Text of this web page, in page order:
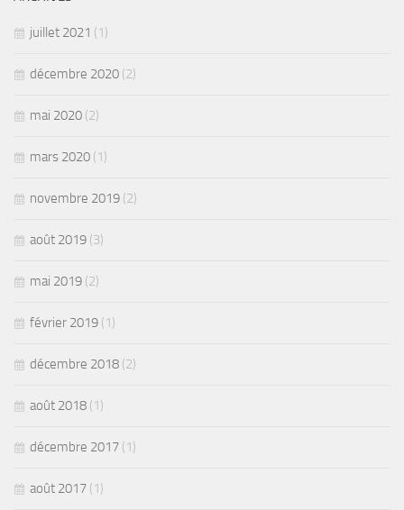
juillet 2021 (1)
décembre 2020 (2)
mai 2020 (2)
mars 2020 (1)
novembre 2019 (2)
août 2019 (3)
mai 2019 (2)
février 2019 (1)
décembre 2018 (2)
août 2018 (1)
décembre 2017 (1)
août 2017 (1)